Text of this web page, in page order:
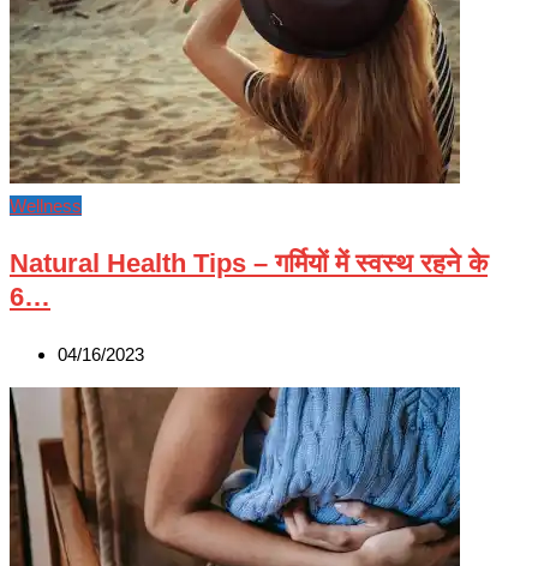
Wellness
Natural Health Tips – गर्मियों में स्वस्थ रहने के
6…
04/16/2023